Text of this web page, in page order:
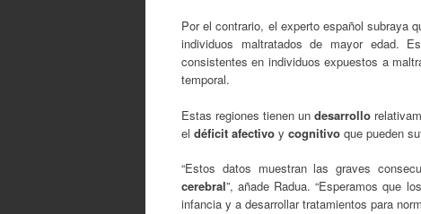
Por el contrario, el experto español subraya
individuos maltratados de mayor edad.
consistentes en individuos expuestos a
temporal.
Estas regiones tienen un desarrollo
el déficit afectivo y cognitivo que pueden
“Estos datos muestran las graves
cerebral”, añade Radua. “Esperamos que
infancia y a desarrollar tratamientos para